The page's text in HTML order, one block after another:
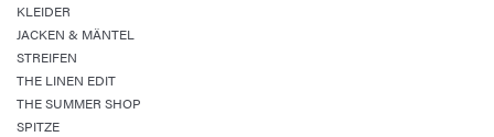
KLEIDER
JACKEN & MÄNTEL
STREIFEN
THE LINEN EDIT
THE SUMMER SHOP
SPITZE